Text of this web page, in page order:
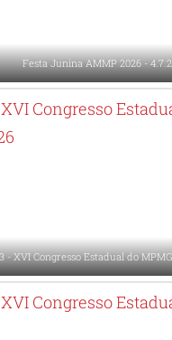
Festa Junina AMMP 2026 -
- XVI Congresso Estadual do